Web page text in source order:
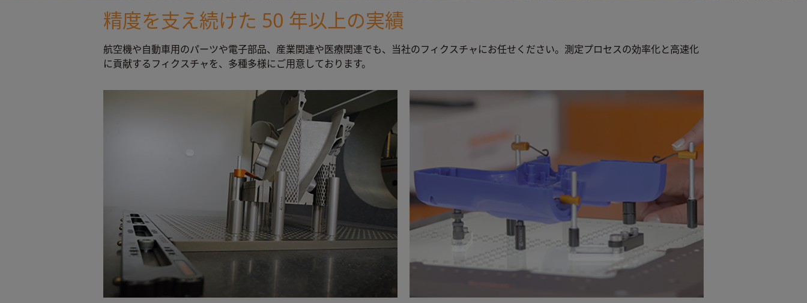
精度を支え続けた 50 年以上の実績
航空機や自動車用のパーツや電子部品、産業関連や医療関連でも、当社のフィクスチャにお任せください。測定プロセスの効率化と高速化
に貢献するフィクスチャを、多種多様にご用意しております。